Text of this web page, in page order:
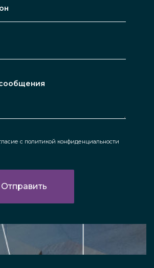
с политикой конфиденциальности